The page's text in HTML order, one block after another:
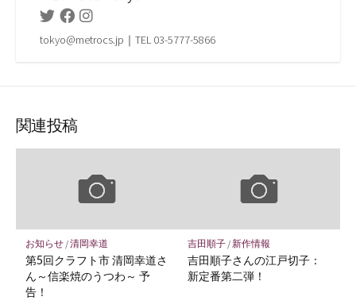
TwitterFacebookInstagram
tokyo@metrocs.jp｜TEL 03-5777-5866
関連投稿
お知らせ/清岡幸道
第5回クラフト市 清岡幸道さ
ん～信楽焼のうつわ～ 予
告！
吉田順子/新作情報
吉田順子さんの江戸切子：
新定番第二弾！